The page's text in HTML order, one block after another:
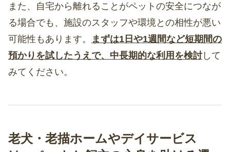
また、自宅から離れることがペットの安全につなが
る場合でも、施設のスタッフや環境との相性が悪い
可能性もあります。
まずは1日や1週間など短期間の
預かりを試したうえで、中長期的な利用を検討して
みてください。
老犬・老描ホームやデイサービス